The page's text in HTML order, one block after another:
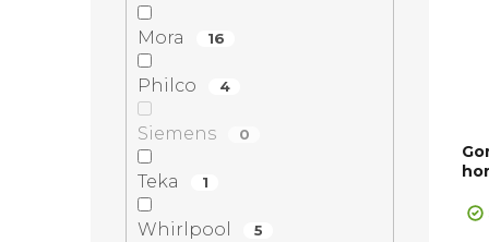
Mora 16
Philco 4
Siemens 0
Teka 1
Whirlpool 5